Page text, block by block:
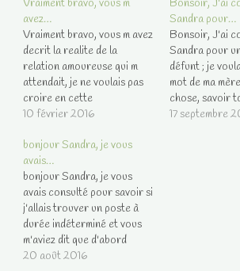
Vraiment bravo, vous m
avez…
Vraiment bravo, vous m avez
decrit la realite de la
relation amoureuse qui m
attendait, je ne voulais pas
croire en cette
superficialite de la relation
rencontrent. Vous etes une
tres bonne "guide", vous
etes franche! Merci Ipour le
tarif, merci pour votre
soutien.
10 février 2016
Bonsoir, J'ai
Sandra pour…
Bonsoir, J'ai
Sandra pour
défunt ; je
mot de ma
chose, savoir
simplement si
17 septembre
bonjour Sandra, je vous
avais…
bonjour Sandra, je vous
avais consulté pour savoir si
j'allais trouver un poste à
durée indéterminé et vous
m'aviez dit que d'abord
j'aurais une période d'essai
20 août 2016